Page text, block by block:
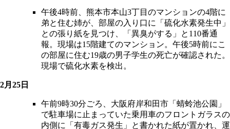
午後4時前、熊本市本山3丁目のマンションの4階に
弟と住む姉が、部屋の入り口に「硫化水素発生中」
との張り紙を見つけ、「異臭がする」と110番通
報。現場は15階建てのマンション。午後5時前にこ
の部屋に住む19歳の男子学生の死亡が確認された。
現場で硫化水素を検出。
2月25日
午前9時30分ごろ、大阪府岸和田市「蜻蛉池公園」
で駐車場に止まっていた乗用車のフロントガラスの
内側に「有毒ガス発生」と書かれた紙が置かれ、運